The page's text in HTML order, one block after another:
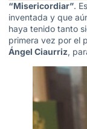
“Misericordiar”.
inventada y que
haya tenido tanto
primera vez por el
Ángel Ciaurriz,